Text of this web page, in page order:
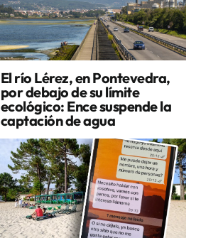
El río Lérez, en Pontevedra,
por debajo de su límite
ecológico: Ence suspende la
captación de agua